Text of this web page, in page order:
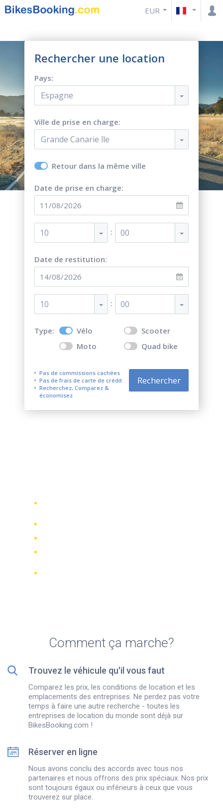
EUR
Rechercher une location
Pays:
Espagne
Ville de prise en charge:
Grande Canarie île
Retour dans la même ville
Date de prise en charge:
10 : 00
Date de restitution:
10 : 00
Type: Vélo
Scooter
Moto
Quad bike
Pas de commissions cachées
Pas de frais de carte de crédit
Recherchez, Comparez &
économisez
Rechercher
Comment ça marche?
Trouvez le véhicule qu'il vous faut
Comparez les prix, les conditions de location et les
emplacements des entreprises. Ne perdez pas votre
temps à faire une autre recherche - toutes les
entreprises de location du monde sont déjà sur
BikesBooking.com !
Réserver en ligne
Nous avons conclu des accords avec tous nos
partenaires et nous offrons des prix spéciaux. Nos prix
sont toujours égaux ou inférieurs à ceux que vous
trouverez sur place.